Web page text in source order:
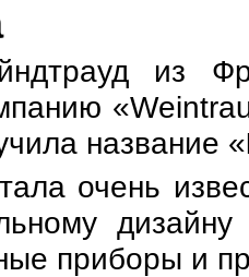
из
название «
очень
приборы и